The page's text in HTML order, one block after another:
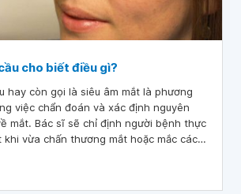
cho biết điều gì?
hay còn gọi là siêu âm mắt là phương
việc chẩn đoán và xác định nguyên
mắt. Bác sĩ sẽ chỉ định người bệnh thực
khi vừa chấn thương mắt hoặc mắc các